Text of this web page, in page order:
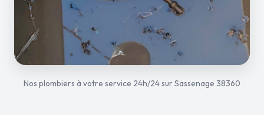
Nos plombiers à votre service 24h/24 sur Sassenage 38360